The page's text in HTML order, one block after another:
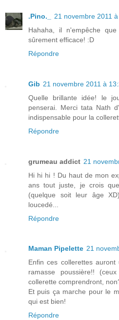
.Pino._
21 novembre 2011
Hahaha, il n'empêche
sûrement efficace! :D
Répondre
Gib 21 novembre 2011 à
Quelle brillante idée! le
penserai. Merci tata Nath
indispensable pour la
Répondre
grumeau addict 21
Hi hi hi ! Du haut de mon
ans tout juste, je crois
(quelque soit leur âge
loucedé...
Répondre
Maman Pipelette 21
Enfin ces collerettes
ramasse poussière!!
collerette comprendront,
Et puis ça marche pour le
qui est bien!
Répondre